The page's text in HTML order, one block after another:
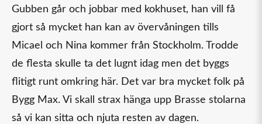
Gubben går och jobbar med kokhuset, han vill få
gjort så mycket han kan av övervåningen tills
Micael och Nina kommer från Stockholm. Trodde
de flesta skulle ta det lugnt idag men det byggs
flitigt runt omkring här. Det var bra mycket folk på
Bygg Max. Vi skall strax hänga upp Brasse stolarna
så vi kan sitta och njuta resten av dagen.